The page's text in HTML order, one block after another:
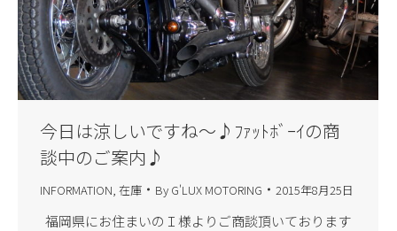
今日は涼しいですね～♪ﾌｧｯﾄﾎﾞｰｲの商
談中のご案内♪
INFORMATION 在庫 By G'LUX MOTORING 2015年8月25日
福岡県にお住まいのＩ様よりご商談頂いております